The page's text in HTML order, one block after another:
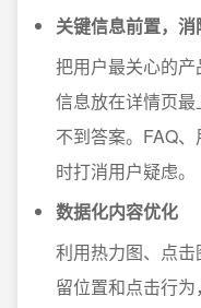
关键信息前置，
把用户最关心的
信息放在详情页
不到答案。FAQ
时打消用户疑虑。
数据化内容优化
利用热力图、点
留位置和点击行